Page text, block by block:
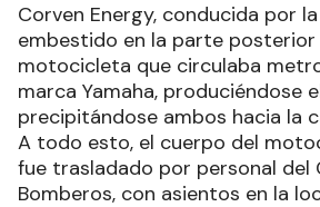
Corven Energy, conducida por
embestido en la parte posterior
motocicleta que circulaba
marca Yamaha, produciéndose
precipitándose ambos hacia la
A todo esto, el cuerpo del
fue trasladado por personal del
Bomberos, con asientos en la